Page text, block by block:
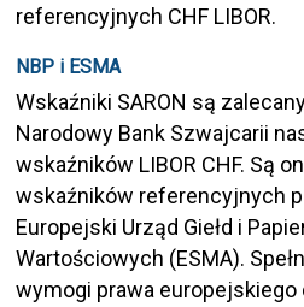
referencyjnych CHF LIBOR.
NBP i ESMA
Wskaźniki SARON są
Narodowy Bank Szwajcarii
wskaźników LIBOR CHF. Są
wskaźników referencyjnych
Europejski Urząd Giełd i
Wartościowych (ESMA).
wymogi prawa